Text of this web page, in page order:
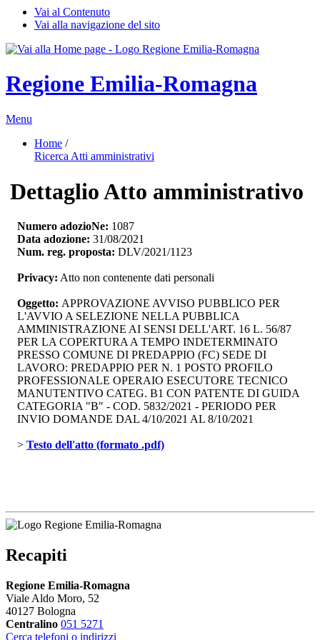
Vai al Contenuto
Vai alla navigazione del sito
Regione Emilia-Romagna
Menu
Home /
Ricerca Atti amministrativi
Dettaglio Atto amministrativo
Numero adozioNe: 1087
Data adozione: 31/08/2021
Num. reg. proposta: DLV/2021/1123
Privacy: Atto non contenente dati personali
Oggetto: APPROVAZIONE AVVISO PUBBLICO PER
L'AVVIO A SELEZIONE NELLA PUBBLICA
AMMINISTRAZIONE AI SENSI DELL'ART. 16 L. 56/87
PER LA COPERTURA A TEMPO INDETERMINATO
PRESSO COMUNE DI PREDAPPIO (FC) SEDE DI
LAVORO: PREDAPPIO PER N. 1 POSTO PROFILO
PROFESSIONALE OPERAIO ESECUTORE TECNICO
MANUTENTIVO CATEG. B1 CON PATENTE DI GUIDA
CATEGORIA "B" - COD. 5832/2021 - PERIODO PER
INVIO DOMANDE DAL 4/10/2021 AL 8/10/2021
> Testo dell'atto (formato .pdf)
Recapiti
Regione Emilia-Romagna
Viale Aldo Moro, 52
40127 Bologna
Centralino 051 5271
Cerca telefoni o indirizzi